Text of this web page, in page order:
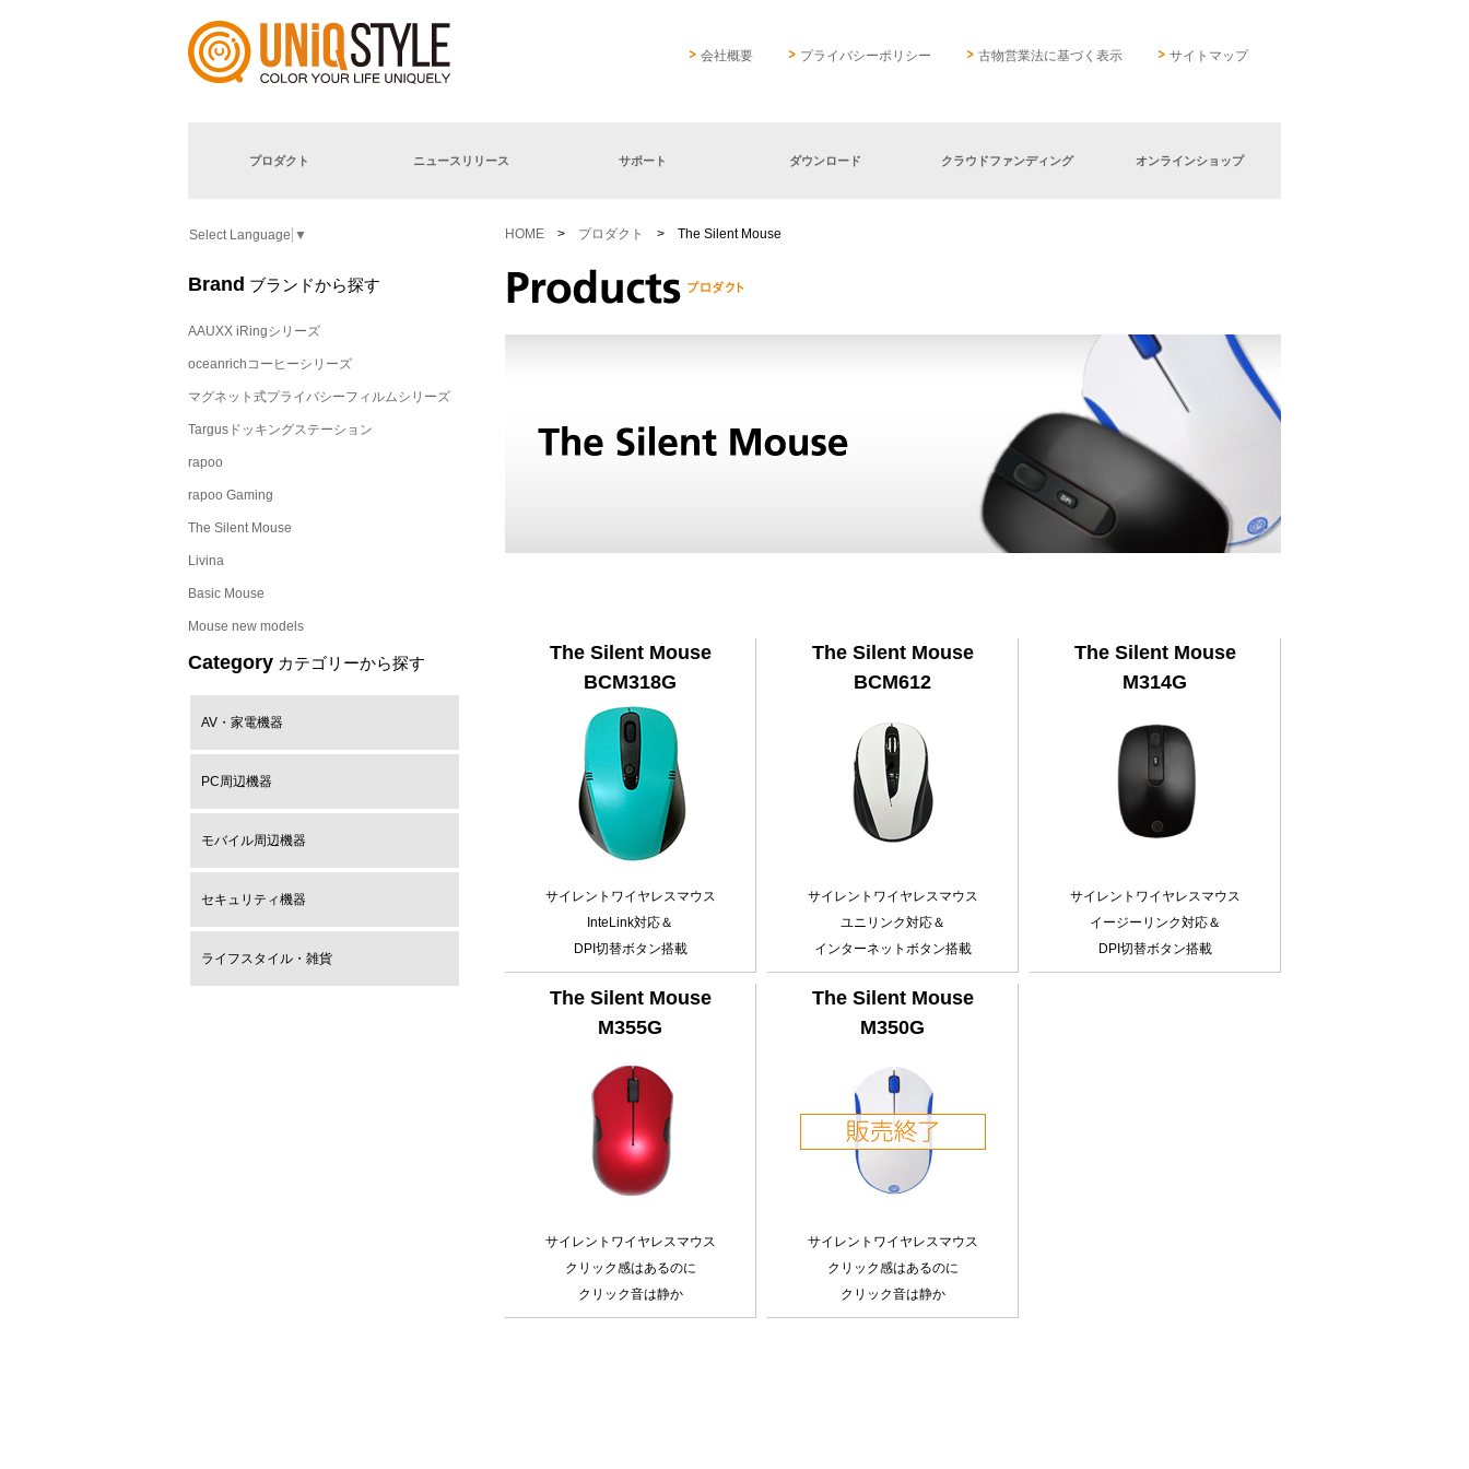
会社概要 プライバシーポリシー 古物営業法に基づく表示 サイトマップ
プロダクト ニュースリリース サポート ダウンロード クラウドファンディング オンラインショップ
Select Language ▼
Brand ブランドから探す
AAUXX iRingシリーズ
oceanrichコーヒーシリーズ
マグネット式プライバシーフィルムシリーズ
Targusドッキングステーション
rapoo
rapoo Gaming
The Silent Mouse
Livina
Basic Mouse
Mouse new models
Category カテゴリーから探す
AV・家電機器
PC周辺機器
モバイル周辺機器
セキュリティ機器
ライフスタイル・雑貨
HOME > プロダクト > The Silent Mouse
The Silent Mouse
BCM318G
サイレントワイヤレスマウス
InteLink対応＆
DPI切替ボタン搭載
The Silent Mouse
BCM612
サイレントワイヤレスマウス
ユニリンク対応＆
インターネットボタン搭載
The Silent Mouse
M314G
サイレントワイヤレスマウス
イージーリンク対応＆
DPI切替ボタン搭載
The Silent Mouse
M355G
サイレントワイヤレスマウス
クリック感はあるのに
クリック音は静か
The Silent Mouse
M350G
サイレントワイヤレスマウス
クリック感はあるのに
クリック音は静か